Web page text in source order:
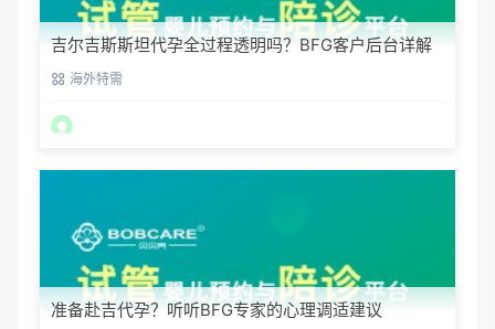
吉尔吉斯斯坦代孕全过程透明吗？BFG客户后台详解
海外特需
准备赴吉代孕？听听BFG专家的心理调适建议